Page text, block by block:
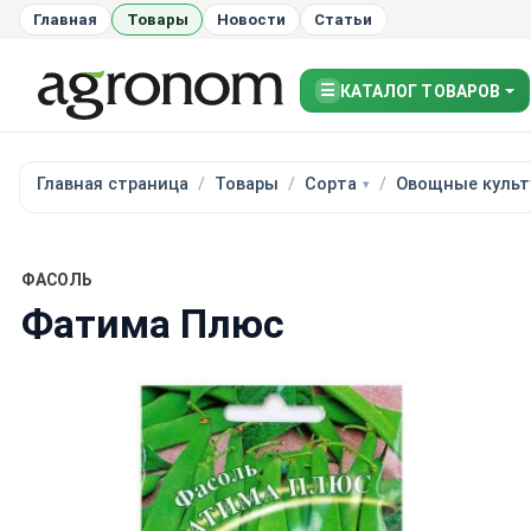
Главная Товары Новости Статьи
☰ КАТАЛОГ ТОВАРОВ
Главная страница Товары Сорта Овощные
ФАСОЛЬ
Фатима Плюс